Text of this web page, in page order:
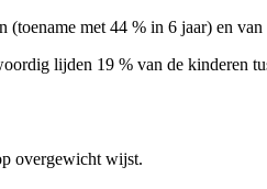
met 44 % in 6 jaar) en
lijden 19 % van de kinderen
overgewicht wijst.